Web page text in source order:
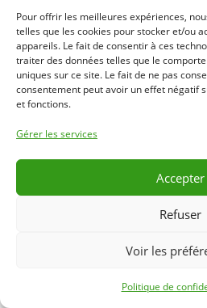
Pour offrir les meilleures expériences,
telles que les cookies pour stocker et/ou
appareils. Le fait de consentir à ces
traiter des données telles que le
uniques sur ce site. Le fait de ne pas
consentement peut avoir un effet négatif
et fonctions.
Gérer les services
Accepter
Refuser
Voir les
Politique de
LES LAVANDIÈRES
Gîte
Mme Fayssale
78 rue de la Gare
06.75.15.18.02